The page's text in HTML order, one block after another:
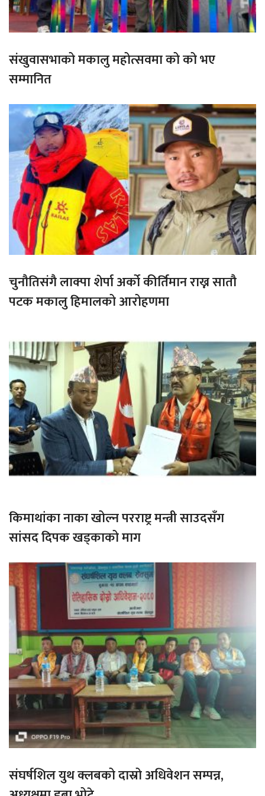
संखुवासभाको मकालु महोत्सवमा को को भए
सम्मानित
चुनौतिसंगै लाक्पा शेर्पा अर्को कीर्तिमान राख्न सातौ
पटक मकालु हिमालको आरोहणमा
किमाथांका नाका खोल्न परराष्ट्र मन्त्री साउदसँग
सांसद दिपक खड्काको माग
संघर्षशिल युथ क्लबको दास्रो अधिवेशन सम्पन्न,